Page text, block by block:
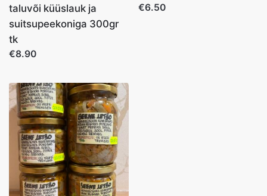
taluvõi küüslauk ja
suitsupeekoniga 300gr
tk
€8.90
€6.50